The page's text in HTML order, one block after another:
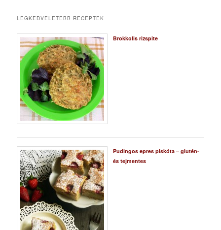
LEGKEDVELETEBB RECEPTEK
Brokkolis rizspite
Pudingos epres piskóta – glutén-
és tejmentes